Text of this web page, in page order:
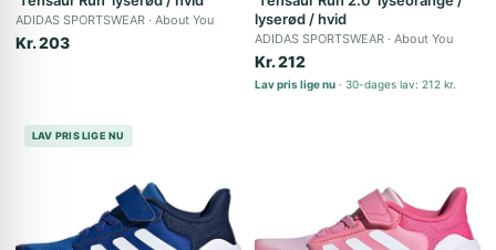
ADIDAS SPORTSWEAR About You
Kr. 203
lyserød / hvid
ADIDAS SPORTSWEAR About You
Kr. 212
Lav pris lige nu 30-dages lav: 212 kr.
LAV PRIS LIGE NU